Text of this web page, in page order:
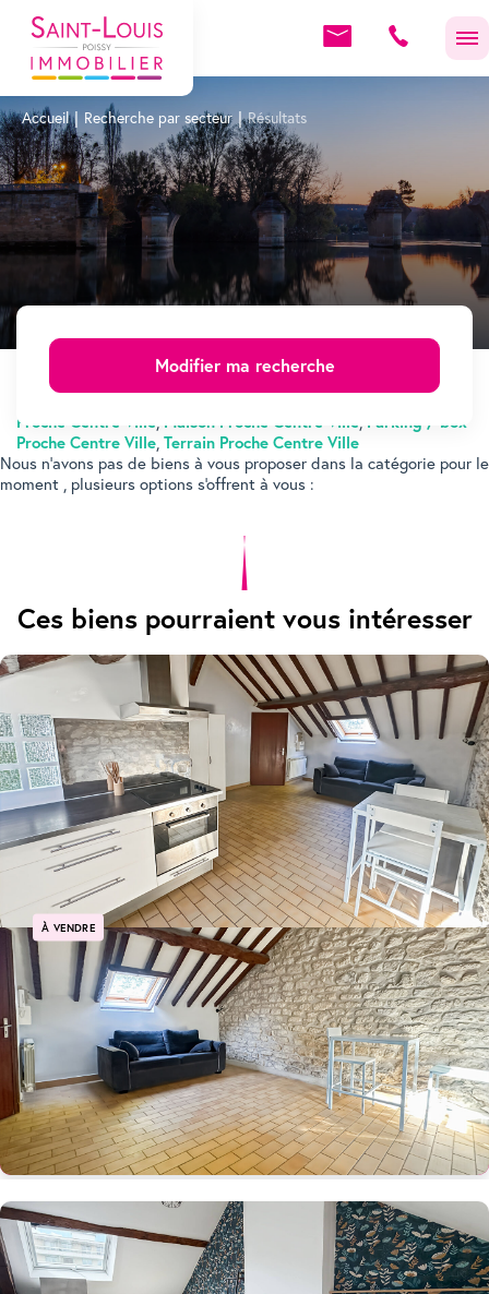
Accueil Recherche par secteur Résultats
Modifier ma recherche
Achat / Vente Local commercial Proche Centre Ville
Local commercial Proche Centre Ville
Proche Centre Ville, Maison Proche Centre Ville, Parking / box
Proche Centre Ville, Terrain Proche Centre Ville
Nous n'avons pas de biens à vous proposer dans la catégorie pour le
moment , plusieurs options s'offrent à vous :
Ces biens pourraient vous intéresser
À VENDRE
Triel Sur Seine Charmant studio dans résidence à faibles charges
TRIEL SUR SEINE
95 000 € Ref: 105406
24 m² 1 pièce